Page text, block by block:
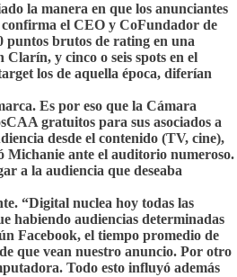
la manera en que los anunciantes
confirma el CEO y CoFundador de
puntos brutos de rating en una
y cinco o seis spots en el
los de aquella época, diferían
Es por eso que la Cámara
gratuitos para sus asociados a
desde el contenido (TV, cine),
Michanie ante el auditorio numeroso.
a la audiencia que deseaba
“Digital nuclea hoy todas las
habiendo audiencias determinadas
Facebook, el tiempo promedio de
que vean nuestro anuncio. Por otro
Todo esto influyó además